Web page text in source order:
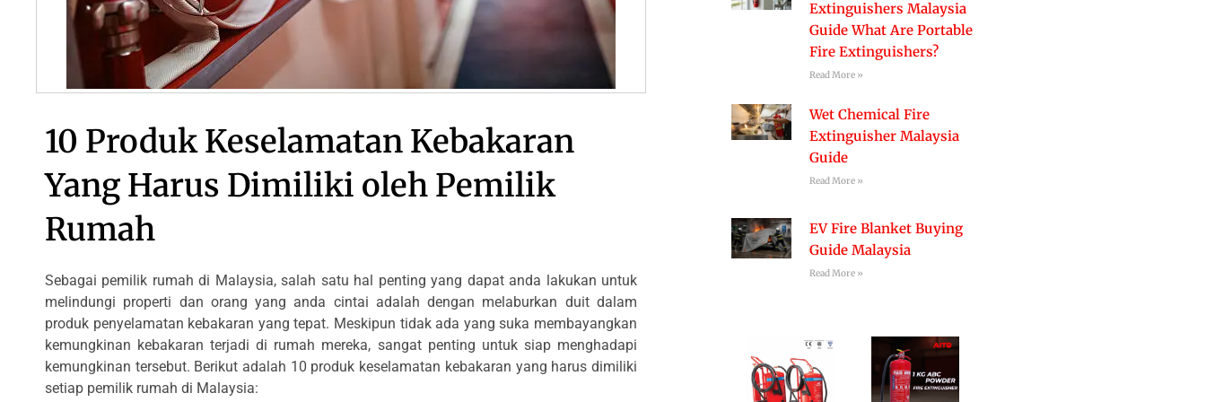
10 Produk Keselamatan Kebakaran
Yang Harus Dimiliki oleh Pemilik
Rumah
Sebagai pemilik rumah di Malaysia, salah satu hal penting yang dapat anda lakukan untuk
melindungi properti dan orang yang anda cintai adalah dengan melaburkan duit dalam
produk penyelamatan kebakaran yang tepat. Meskipun tidak ada yang suka membayangkan
kemungkinan kebakaran terjadi di rumah mereka, sangat penting untuk siap menghadapi
kemungkinan tersebut. Berikut adalah 10 produk keselamatan kebakaran yang harus dimiliki
setiap pemilik rumah di Malaysia:
Extinguishers Malaysia
Guide What Are Portable
Fire Extinguishers?
Read More »
Wet Chemical Fire
Extinguisher Malaysia
Guide
Read More »
EV Fire Blanket Buying
Guide Malaysia
Read More »